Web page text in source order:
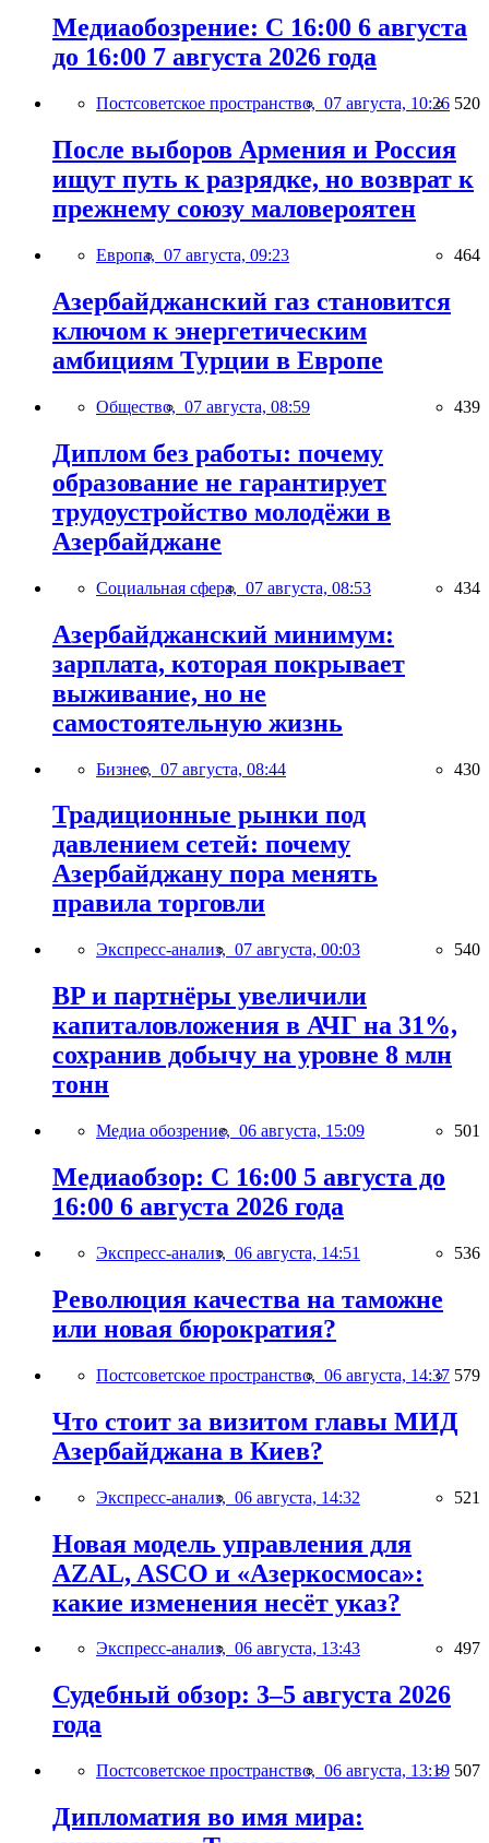
Медиаобозрение: С 16:00 6 августа
до 16:00 7 августа 2026 года
Постсоветское пространство, 07 августа, 10:26 520
После выборов Армения и Россия
ищут путь к разрядке, но возврат к
прежнему союзу маловероятен
Европа, 07 августа, 09:23 464
Азербайджанский газ становится
ключом к энергетическим
амбициям Турции в Европе
Общество, 07 августа, 08:59 439
Диплом без работы: почему
образование не гарантирует
трудоустройство молодёжи в
Азербайджане
Социальная сфера, 07 августа, 08:53 434
Азербайджанский минимум:
зарплата, которая покрывает
выживание, но не
самостоятельную жизнь
Бизнес, 07 августа, 08:44 430
Традиционные рынки под
давлением сетей: почему
Азербайджану пора менять
правила торговли
Экспресс-анализ, 07 августа, 00:03 540
BP и партнёры увеличили
капиталовложения в АЧГ на 31%,
сохранив добычу на уровне 8 млн
тонн
Медиа обозрение, 06 августа, 15:09 501
Медиаобзор: С 16:00 5 августа до
16:00 6 августа 2026 года
Экспресс-анализ, 06 августа, 14:51 536
Революция качества на таможне
или новая бюрократия?
Постсоветское пространство, 06 августа, 14:37 579
Что стоит за визитом главы МИД
Азербайджана в Киев?
Экспресс-анализ, 06 августа, 14:32 521
Новая модель управления для
AZAL, ASCO и «Азеркосмоса»:
какие изменения несёт указ?
Экспресс-анализ, 06 августа, 13:43 497
Судебный обзор: 3–5 августа 2026
года
Постсоветское пространство, 06 августа, 13:19 507
Дипломатия во имя мира: